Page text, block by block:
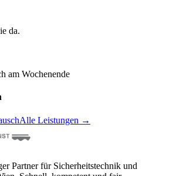
da.
am Wochenende
Alle Leistungen →
Partner für Sicherheitstechnik und